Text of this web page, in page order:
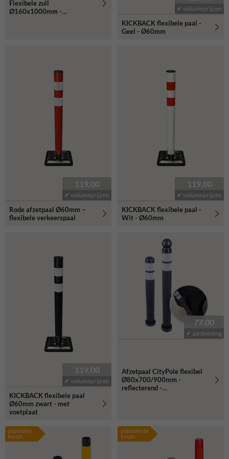
Flexibele zuil
Ø160x1000mm -
✔ volumeprijzen
KICKBACK flexibele paal -
Geel - Ø60mm
119,00
✔ volumeprijzen
Rode afzetpaal Ø60mm –
flexibele verkeerspaal
119,00
✔ volumeprijzen
KICKBACK flexibele paal -
Wit - Ø60mm
119,00
✔ volumeprijzen
KICKBACK flexibele paal
Ø60mm zwart - met
voetplaat
77,00
✔ aanbieding
Afzetpaal CityPole flexibel
Ø80x700/900mm -
reflecterend -
populaire
keuze
populairste
keuze